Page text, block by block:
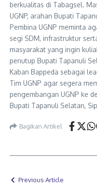
berkualitas di Tabagsel.
UGNP, arahan Bupati
Pembina UGNP meminta
segi SDM, infrastruktur
masyarakat yang ingin
penutup Bupati Tapanuli
Kaban Bappeda sebagai
Tim UGNP agar segera
pengembangan UGNP ke
Bupati Tapanuli Selatan,
Bagikan Artikel
Previous Article